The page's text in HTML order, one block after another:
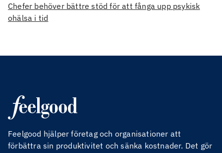
Chefer behöver bättre stöd för att fånga upp psykisk
ohälsa i tid
Feelgood hjälper företag och organisationer att
förbättra sin produktivitet och sänka kostnader. Det gör